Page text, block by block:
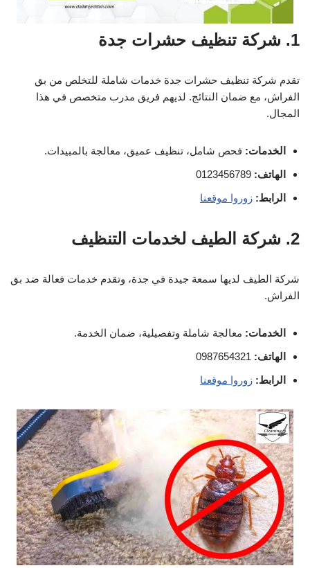
1. شركة تنظيف حشرات جدة
تقدم شركة تنظيف حشرات جدة خدمات شاملة للتخلص من بق
الفراش، مع ضمان النتائج. لديهم فريق مدرب متخصص في هذا
المجال.
الخدمات: فحص شامل، تنظيف عميق، معالجة بالمبيدات.
الهاتف:
الرابط: زوروا موقعنا
2. شركة الطيف لخدمات التنظيف
شركة الطيف لديها سمعة جيدة في جدة، وتقدم خدمات فعالة ضد بق
الفراش.
الخدمات: معالجة شاملة وتفصيلية، ضمان الخدمة.
الهاتف:
الرابط: زوروا موقعنا